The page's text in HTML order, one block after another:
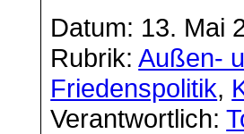
Datum: 13. Mai
Rubrik:Außen-
Friedenspolitik,
Verantwortlich: